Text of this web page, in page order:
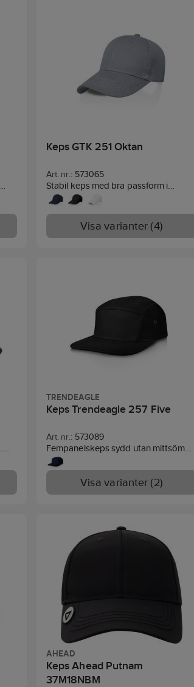
Keps GTK 251 Oktan
Art. nr.: 573065
Stabil keps med bra passform i
kraftigt polyestermaterial. Trevlig
Förstärkning i front och förböjd
skärm, justerbar med
Visa varianter (4)
TRENDEAGLE
Keps Trendeagle 257 Five
Art. nr.: 573089
Fempanelskeps sydd utan mittsöm
fram, slitstark bomullstwill och lufthål i
metall. Passar bra vid övervakning
och fritid. Kepsen är utan knapp på
toppen vilket gör att den passar
(böjbar), plastspänne bak för
reglering av storlek. One size.
Material: 100% Bomullstwill Spänne:
Kardborrespänne.
Visa varianter (2)
AHEAD
Keps Ahead Putnam
37M18NBM